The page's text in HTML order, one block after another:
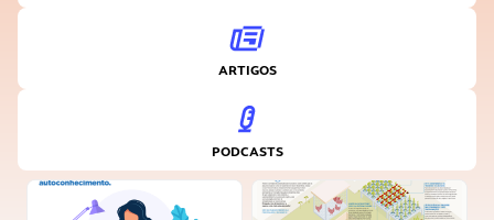
ARTIGOS
PODCASTS